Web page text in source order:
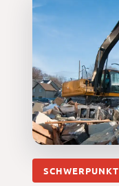
SCHWERPUNKT